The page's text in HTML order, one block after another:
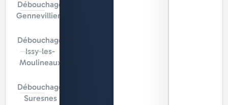
Débouchage
Gennevilliers
Débouchage
Issy-les-
Moulineaux
Débouchage
Suresnes